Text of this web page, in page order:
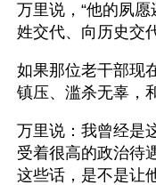
万里说，“他的夙
姓交代、向历史交
如果那位老干部现
镇压、滥杀无辜，
万里说：我曾经是
受着很高的政治待
这些话，是不是让